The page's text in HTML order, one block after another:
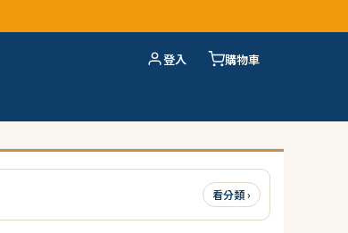
登入 購物車
看分類 ›